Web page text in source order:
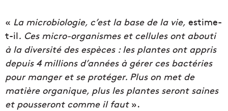
« La microbiologie, c’est la base de la vie, estime-
t-il. Ces micro-organismes et cellules ont abouti
à la diversité des espèces : les plantes ont appris
depuis 4 millions d’années à gérer ces bactéries
pour manger et se protéger. Plus on met de
matière organique, plus les plantes seront saines
et pousseront comme il faut ».